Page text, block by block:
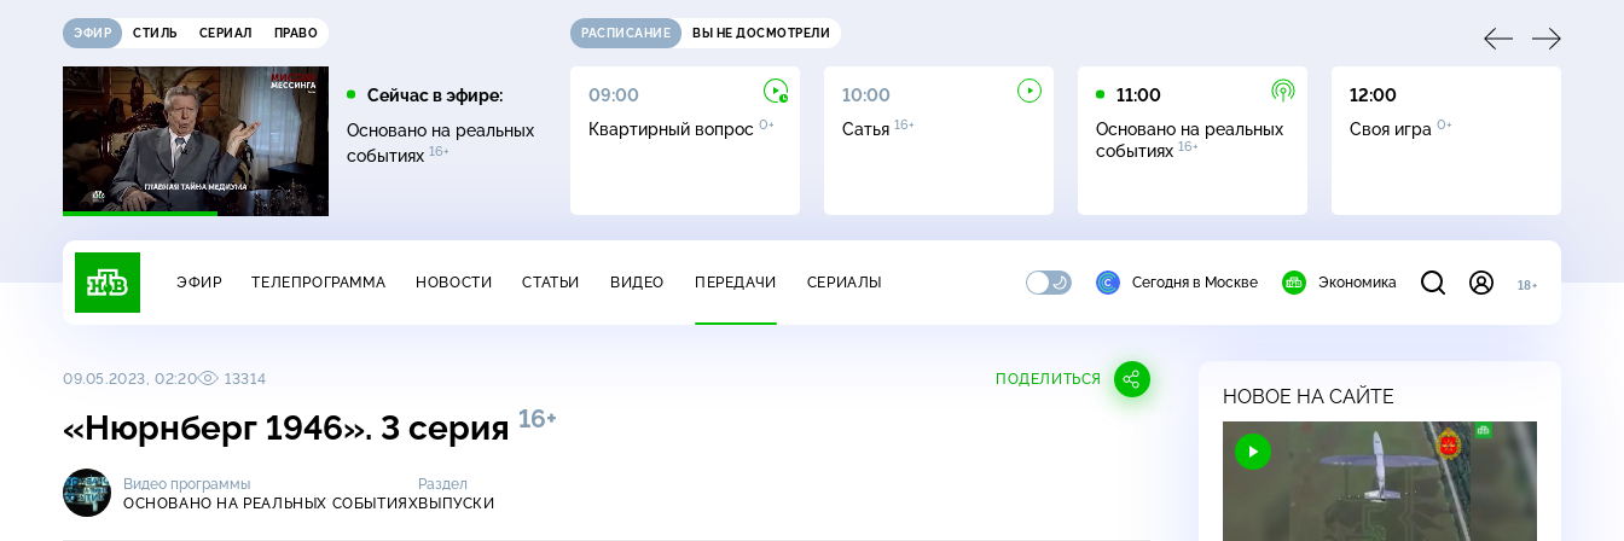
ЭФИР СТИЛЬ СЕРИАЛ ПРАВО
Сейчас в эфире:
Основано на реальных
событиях 16+
РАСПИСАНИЕ ВЫ НЕ ДОСМОТРЕЛИ
07:20
Главная дорога16+
08:00
Живая еда 12+
09:00
Квартирный вопрос 0+
10:00
Сатья 16+
11:00
Основано на реальных
событиях 16+
12:00
Своя игра 0+
ЭФИР ТЕЛЕПРОГРАММА НОВОСТИ СТАТЬИ ВИДЕО ПЕРЕДАЧИ СЕРИАЛЫ Сегодня в Москве Экономика 18+
09.05.2023, 02:20 13314 ПОДЕЛИТЬСЯ
«Нюрнберг 1946». 3 серия 16+
Видео программы
ОСНОВАНО НА РЕАЛЬНЫХ СОБЫТИЯХ
Раздел
ВЫПУСКИ
НОВОЕ НА САЙТЕ